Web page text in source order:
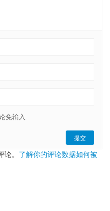
免输入
提交
。 了解你的评论数据如何被